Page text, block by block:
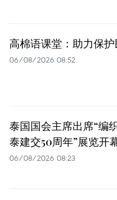
高棉语课堂：助力保
06/08/2026 08:52
泰国国会主席出席“编
泰建交50周年”展览开
06/08/2026 08:23